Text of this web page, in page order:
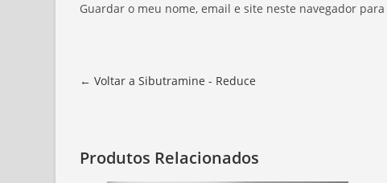
Guardar o meu nome, email e site neste navegador
← Voltar a Sibutramine - Reduce
Produtos Relacionados